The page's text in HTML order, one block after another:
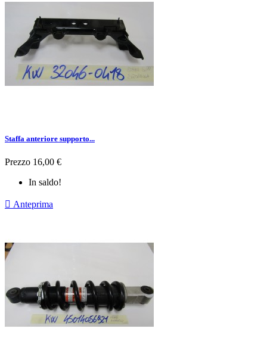
Staffa anteriore supporto...
Prezzo 16,00 €
In saldo!
 Anteprima